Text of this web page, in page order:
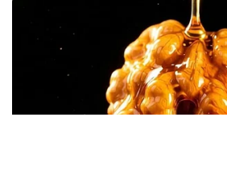
Follow Kabarbaru